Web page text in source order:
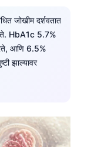
जोखीम दर्शवतात
HbA1c 5.7%
आणि 6.5%
झाल्यावर